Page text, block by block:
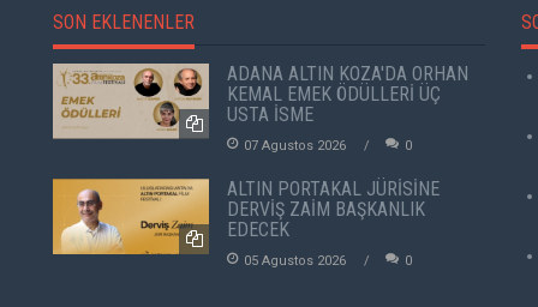
SON EKLENENLER
ADANA ALTIN KOZA'DA ORHAN
KEMAL EMEK ÖDÜLLERİ ÜÇ
USTA İSME
07 Agustos 2026 0
ALTIN PORTAKAL JÜRİSİNE
DERVİŞ ZAİM BAŞKANLIK
EDECEK
05 Agustos 2026 0